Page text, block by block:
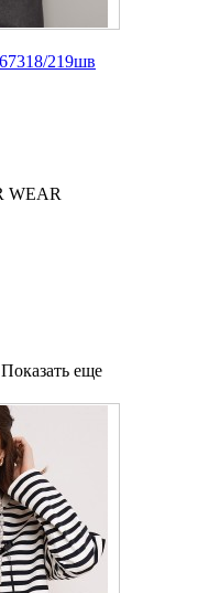
219шв
WEAR
Показать еще